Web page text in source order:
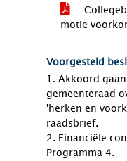
motie
Voorgesteld
1. Akkoord
gemeenteraad
'herken en
raadsbrief.
2. Financiële
Programma 4.